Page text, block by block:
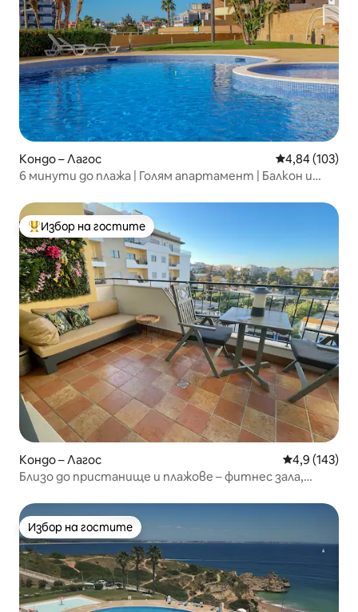
Кондо – Лагос Средна
4,84 (103)
6 минути до плажа | Голям апартамент | Балкон и
Най-популярен избор на гостите
Избор на гостите
Кондо – Лагос Средна
4,9 (143)
Близо до пристанище и плажове – фитнес зала,
Избор на гостите
Избор на гостите